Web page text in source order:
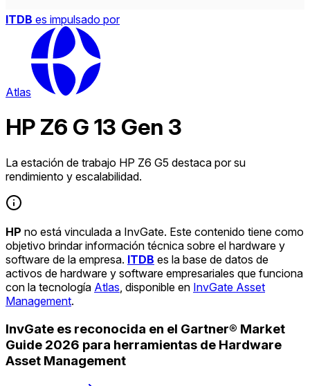
ITDB es impulsado por
Atlas
HP Z6 G 13 Gen 3
La estación de trabajo HP Z6 G5 destaca por su
rendimiento y escalabilidad.
HP no está vinculada a InvGate. Este contenido tiene como
objetivo brindar información técnica sobre el hardware y
software de la empresa. ITDB es la base de datos de
activos de hardware y software empresariales que funciona
con la tecnología Atlas , disponible en InvGate Asset
Management.
InvGate es reconocida en el Gartner® Market
Guide 2026 para herramientas de Hardware
Asset Management